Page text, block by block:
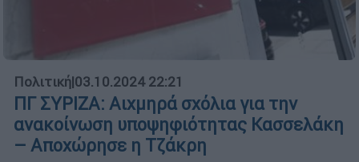
Πολιτική|03.10.2024 22:21
ΠΓ ΣΥΡΙΖΑ: Αιχμηρά σχόλια για την
ανακοίνωση υποψηφιότητας Κασσελάκη
– Αποχώρησε η Τζάκρη